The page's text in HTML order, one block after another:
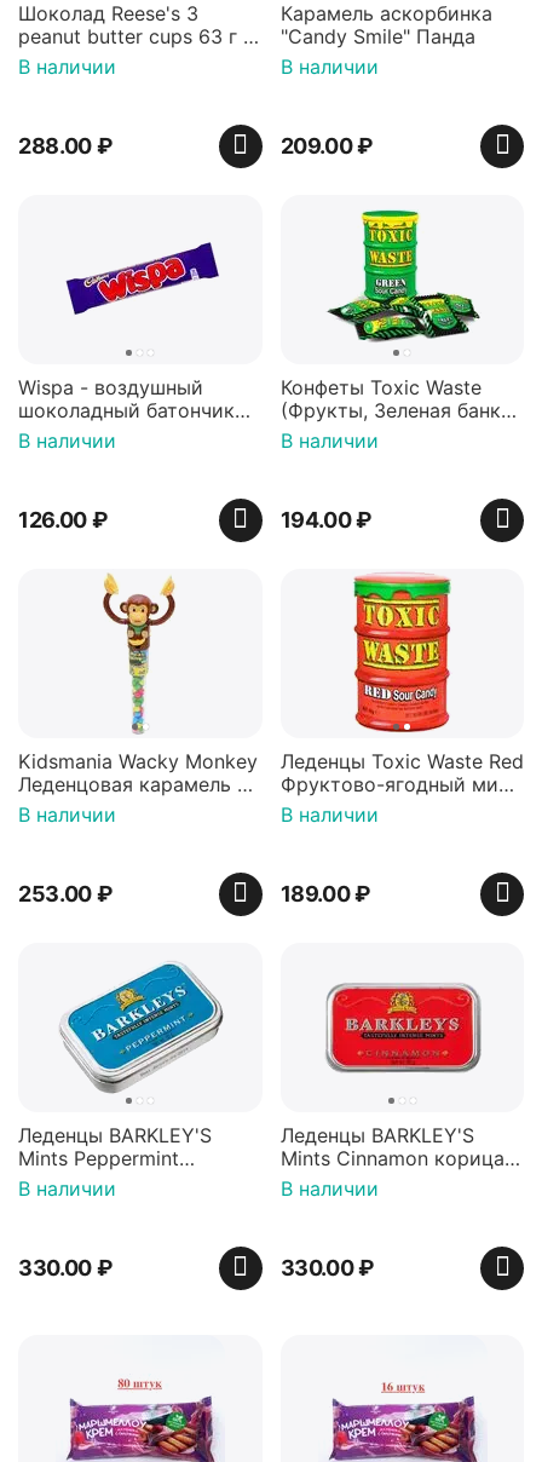
Шоколад Reese's 3
peanut butter cups 63 г с
арахисовой пастой
В наличии
288.00₽
Карамель аскорбинка
"Candy Smile" Панда
В наличии
209.00₽
Wispa - воздушный
шоколадный батончик
36 гр
В наличии
126.00₽
Конфеты Toxic Waste
(Фрукты, Зеленая банка,
42 гр).
В наличии
194.00₽
Kidsmania Wacky Monkey
Леденцовая карамель с
игрушкой Ваки Манки
12г, Китай
В наличии
253.00₽
Леденцы Toxic Waste Red
Фруктово-ягодный микс
Красная банка 42 г,
Пакистан
В наличии
189.00₽
Леденцы BARKLEY'S
Mints Peppermint
перечная мята 50г,
Нидерланды
В наличии
330.00₽
Леденцы BARKLEY'S
Mints Cinnamon корица
50г, Нидерланды
В наличии
330.00₽